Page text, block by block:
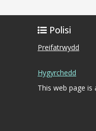
Polisi
Preifatrwydd
Hygyrchedd
This web page is